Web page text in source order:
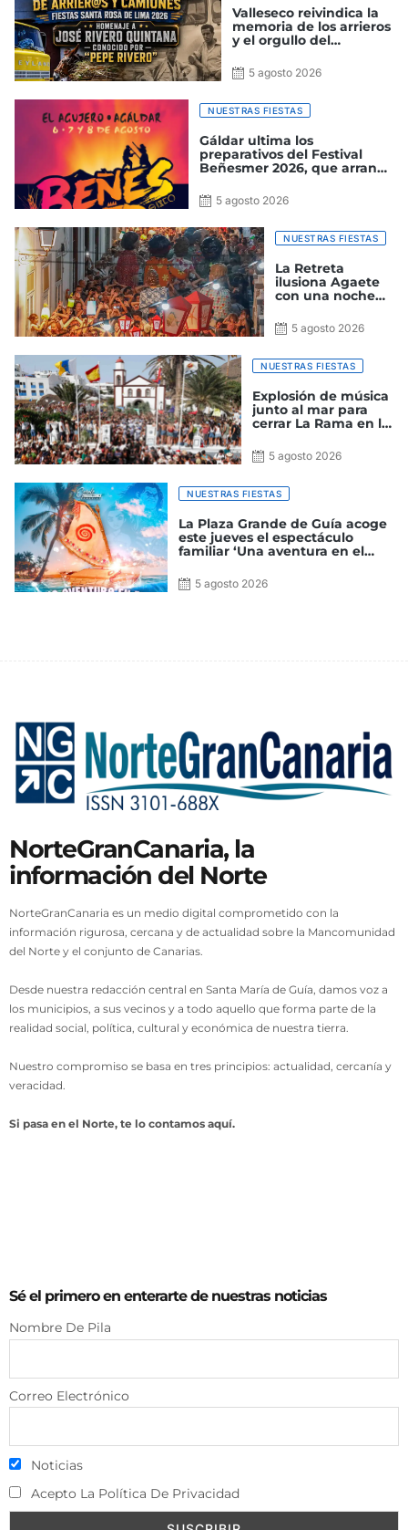
Valleseco reivindica la
memoria de los arrieros
y el orgullo del
5 agosto 2026
NUESTRAS FIESTAS
Gáldar ultima los
preparativos del Festival
Beñesmer 2026, que arranca
‘Fiesta de la Cosecha’
5 agosto 2026
NUESTRAS FIESTAS
La Retreta
ilusiona Agaete
con una noche
5 agosto 2026
NUESTRAS FIESTAS
Explosión de música
junto al mar para
cerrar La Rama en la
Agaete
5 agosto 2026
NUESTRAS FIESTAS
La Plaza Grande de Guía acoge
este jueves el espectáculo
familiar ‘Una aventura en el
dentro de las Fiestas de La
Virgen 2026
5 agosto 2026
NorteGranCanaria, la
información del Norte
NorteGranCanaria es un medio digital comprometido con la
información rigurosa, cercana y de actualidad sobre la Mancomunidad
del Norte y el conjunto de Canarias.
Desde nuestra redacción central en Santa María de Guía, damos voz a
los municipios, a sus vecinos y a todo aquello que forma parte de la
realidad social, política, cultural y económica de nuestra tierra.
Nuestro compromiso se basa en tres principios: actualidad, cercanía y
veracidad.
Si pasa en el Norte, te lo contamos aquí.
Sé el primero en enterarte de nuestras noticias
Nombre De Pila
Correo Electrónico
Noticias
Acepto La Política De Privacidad